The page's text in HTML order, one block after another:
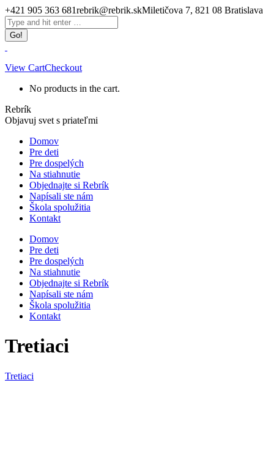
Skip
to
content
+421 905 363 681rebrik@rebrik.skMiletičova 7, 821 08 Bratislava
Facebook
page
opens
in
new
window
Search:
View CartCheckout
No products in the cart.
Rebrík
Objavuj svet s priateľmi
Domov
Pre deti
Pre dospelých
Na stiahnutie
Objednajte si Rebrík
Napísali ste nám
Škola spolužitia
Kontakt
Domov
Pre deti
Pre dospelých
Na stiahnutie
Objednajte si Rebrík
Napísali ste nám
Škola spolužitia
Kontakt
Tretiaci
Tretiaci